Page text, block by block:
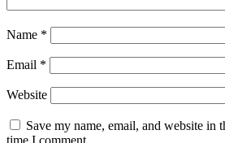
Name *
Email *
Website
Save my name, email, and website in
time I comment.